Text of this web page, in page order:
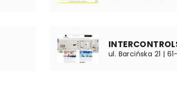
ul. Barcińska 21 |